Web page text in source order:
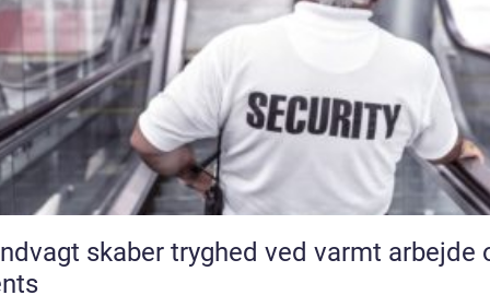
skaber tryghed ved varmt arbejde